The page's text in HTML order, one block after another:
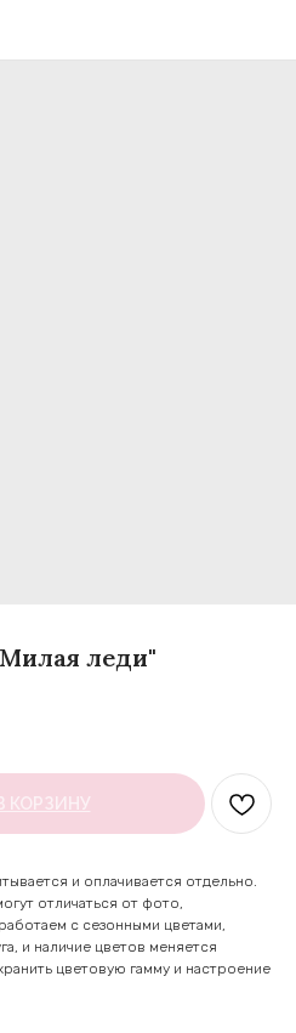
леди"
КОРЗИНУ
и оплачивается отдельно.
отличаться от фото,
с сезонными цветами,
и наличие цветов меняется
цветовую гамму и настроение